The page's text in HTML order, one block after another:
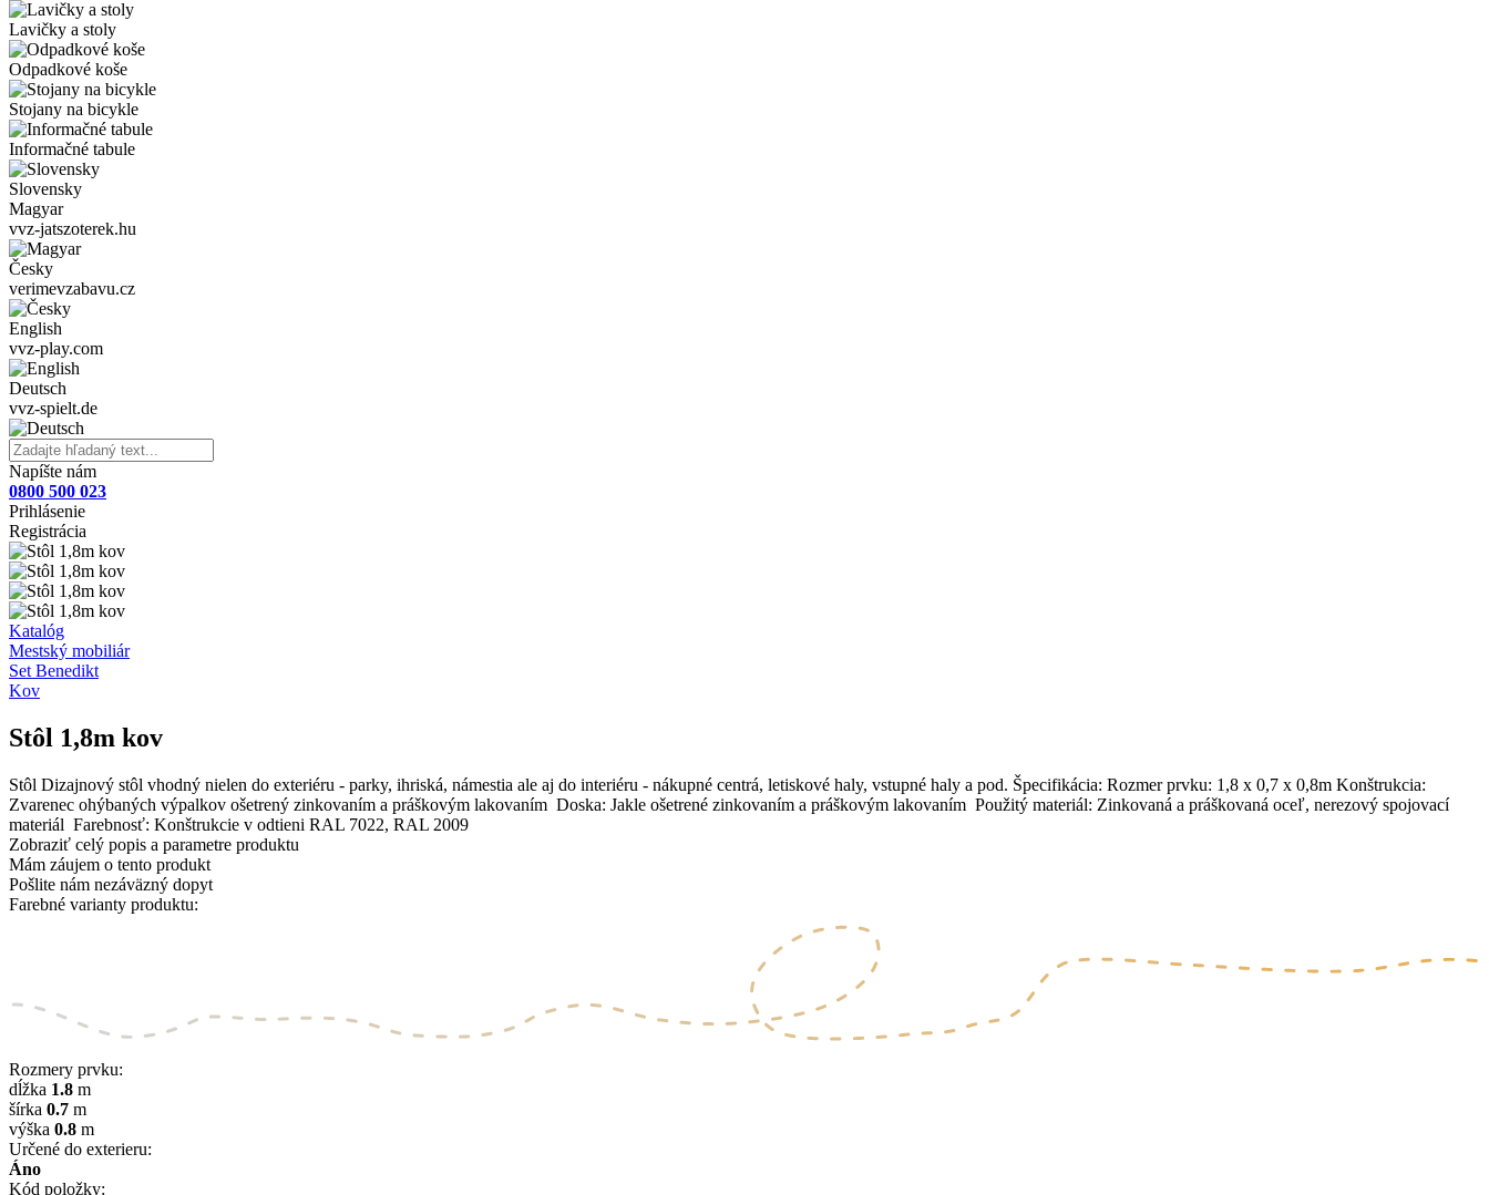
Lavičky a stoly
Odpadkové koše
Stojany na bicykle
Informačné tabule
Slovensky
Magyar
vvz-jatszoterek.hu
Česky
verimevzabavu.cz
English
vvz-play.com
Deutsch
vvz-spielt.de
Napíšte nám
0800 500 023
Prihlásenie
Registrácia
Katalóg
Mestský mobiliár
Set Benedikt
Kov
Stôl 1,8m kov
Stôl Dizajnový stôl vhodný nielen do exteriéru - parky, ihriská, námestia ale aj do interiéru - nákupné centrá, letiskové haly, vstupné haly a pod. Špecifikácia: Rozmer prvku: 1,8 x 0,7 x 0,8m Konštrukcia:
Zvarenec ohýbaných výpalkov ošetrený zinkovaním a práškovým lakovaním Doska: Jakle ošetrené zinkovaním a práškovým lakovaním Použitý materiál: Zinkovaná a práškovaná oceľ, nerezový spojovací
materiál Farebnosť: Konštrukcie v odtieni RAL 7022, RAL 2009
Zobraziť celý popis a parametre produktu
Mám záujem o tento produkt
Pošlite nám nezáväzný dopyt
Farebné varianty produktu:
Rozmery prvku:
dĺžka 1.8 m
šírka 0.7 m
výška 0.8 m
Určené do exterieru:
Áno
Kód položky: